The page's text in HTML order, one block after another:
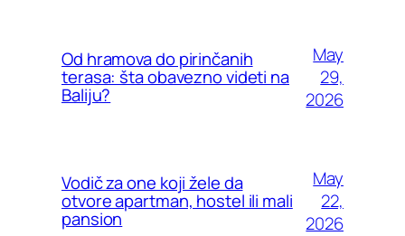
Od hramova do pirinčanih
terasa: šta obavezno videti na
Baliju?
May
29,
2026
Vodič za one koji žele da
otvore apartman, hostel ili mali
pansion
May
22,
2026